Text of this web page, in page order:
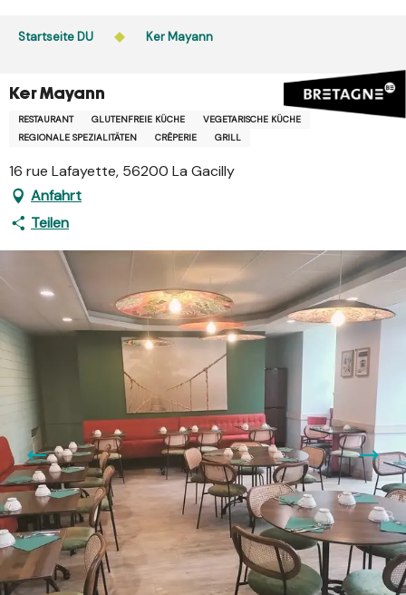
Startseite DU Ker Mayann
Ker Mayann
RESTAURANT GLUTENFREIE KÜCHE
VEGETARISCHE KÜCHE
REGIONALE SPEZIALITÄTEN
CRÊPERIE GRILL
16 rue Lafayette, 56200 La Gacilly
Anfahrt
Teilen